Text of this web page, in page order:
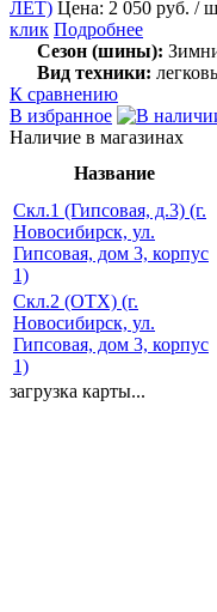
ЛЕТ) Цена: 2 050 руб. /
клик Подробнее
Сезон (шины):
Вид техники:
К сравнению
В избранное
Наличие в магазинах
Название
Скл.1 (Гипсовая, д.3) (г.
Новосибирск, ул.
Гипсовая, дом 3, корпус
1)
Скл.2 (ОТХ) (г.
Новосибирск, ул.
Гипсовая, дом 3, корпус
1)
загрузка карты...